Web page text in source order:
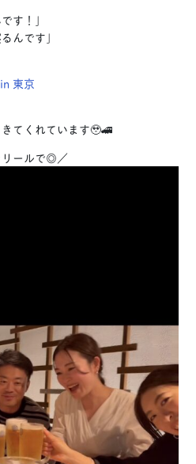
す！」
んです」
東京
てくれています🥹🚄
リールで◎／